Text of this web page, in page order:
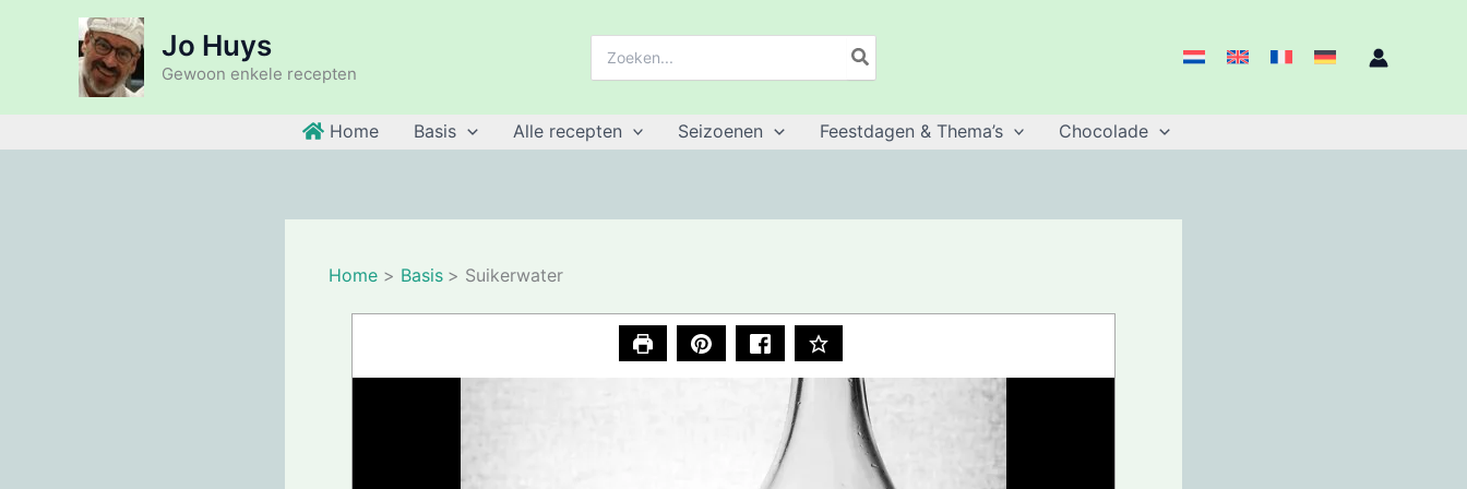
Jo Huys
Gewoon enkele recepten
Home Basis Alle recepten Seizoenen Feestdagen & Thema’s Chocolade
Home Basis Suikerwater